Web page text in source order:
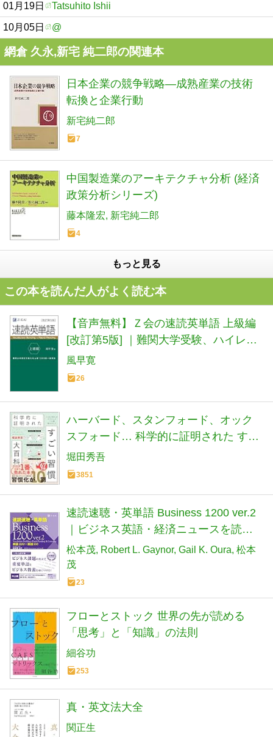
01月19日 Tatsuhito Ishii
10月05日 @
網倉 久永,新宅 純二郎の関連本
日本企業の競争戦略―成熟産業の技術
転換と企業行動
新宅純二郎
7
中国製造業のアーキテクチャ分析 (経済
政策分析シリーズ)
藤本隆宏 新宅純二郎
4
もっと見る
この本を読んだ人がよく読む本
【音声無料】Ｚ会の速読英単語 上級編
[改訂第5版] ｜難関大学受験、ハイレベ
ルな英語力強化に
風早寛
26
ハーバード、スタンフォード、オック
スフォード… 科学的に証明された すご
い習慣大百科 人生が変わるテクニック
112個集めました
堀田秀吾
3851
速読速聴・英単語 Business 1200 ver.2
｜ビジネス英語・経済ニュースを読み
解く｜TOEIC 700〜900点・英検準1級
対策｜仕事で使える英単語・リスニン
グ強化 （音声無料） (速読速聴・英単語
シリーズ)
松本茂 Robert L. Gaynor Gail K. Oura 松本
茂
23
フローとストック 世界の先が読める
「思考」と「知識」の法則
細谷功
253
真・英文法大全
関正生